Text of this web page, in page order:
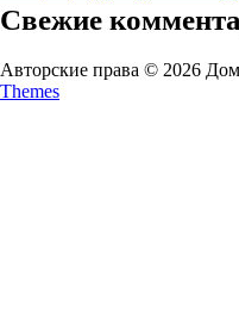
Свежие
Авторские права © 2026
Themes